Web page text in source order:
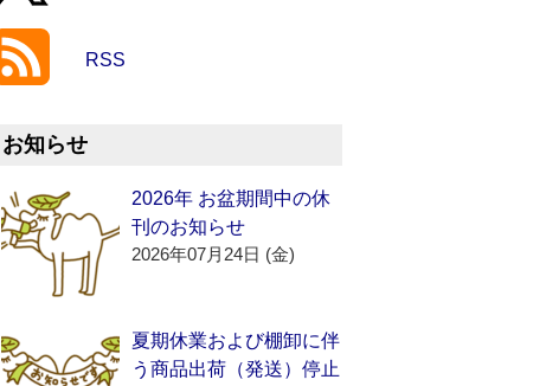
RSS
お知らせ
2026年 お盆期間中の休
刊のお知らせ
2026年07月24日 (金)
夏期休業および棚卸に伴
う商品出荷（発送）停止